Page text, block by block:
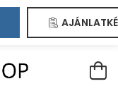
Regisztráció